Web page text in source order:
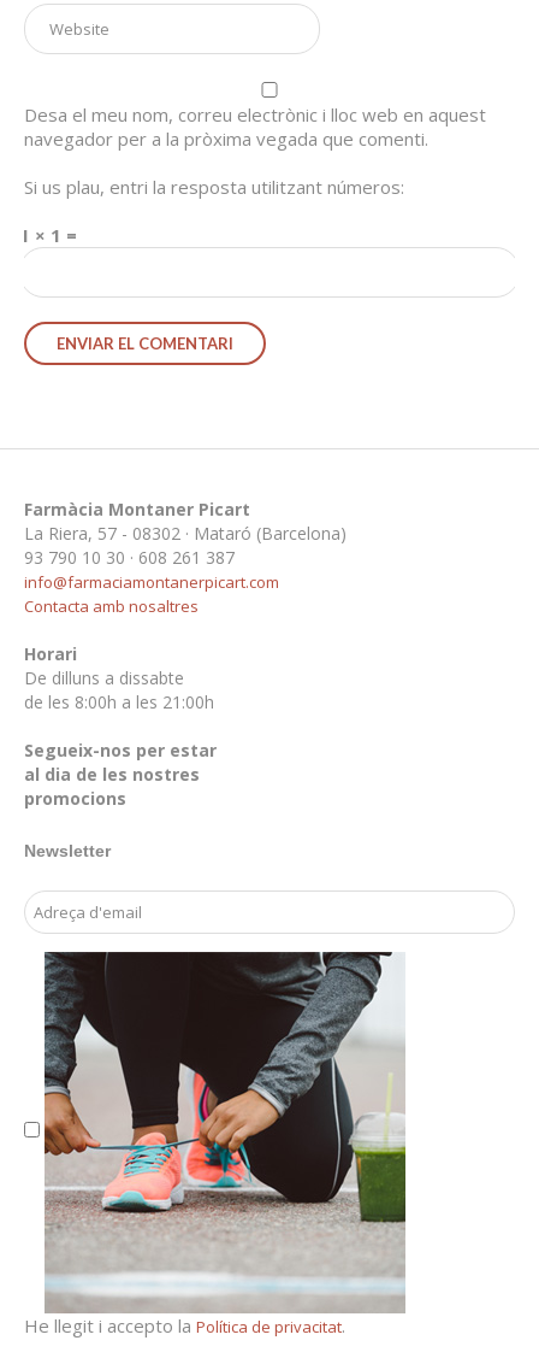
Desa el meu nom, correu electrònic i lloc web en aquest
navegador per a la pròxima vegada que comenti.
Si us plau, entri la resposta utilitzant números:
1 × 1 =
Farmàcia Montaner Picart
La Riera, 57 - 08302 · Mataró (Barcelona)
93 790 10 30 · 608 261 387
info@farmaciamontanerpicart.com
Contacta amb nosaltres
Horari
De dilluns a dissabte
de les 8:00h a les 21:00h
Segueix-nos per estar
al dia de les nostres
promocions
Newsletter
He llegit i accepto laPolítica de privacitat.